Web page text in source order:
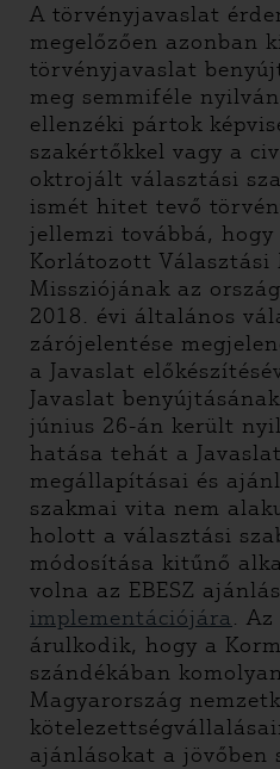
A törvényjavaslat
megelőzően azonban
törvényjavaslat
meg semmiféle
ellenzéki pártok
szakértőkkel vagy a
oktrojált választási
ismét hitet tevő
jellemzi továbbá, hogy
Korlátozott Választási
Missziójának az
2018. évi általános
zárójelentése
a Javaslat
Javaslat
június 26-án került
hatása tehát a
megállapításai és
szakmai vita nem
holott a választási
módosítása kitűnő
volna az EBESZ
implementációjára.
árulkodik, hogy a
szándékában
Magyarország
ajánlásokat a jövőben